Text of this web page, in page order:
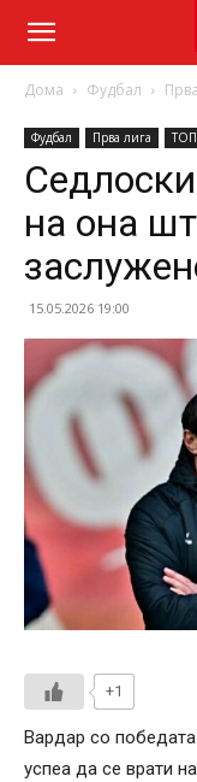
Дома Фудбал
Фудбал Прва лига ТОП
на она
15.05.2026 19:00
+1
Вардар со победата
успеа да се врати